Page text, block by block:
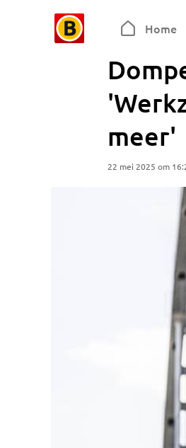
Home
meer'
22 mei 2025 om